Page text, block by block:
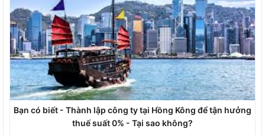
Bạn có biết - Thành lập công ty tại Hồng Kông để tận hưởng
thuế suất 0% - Tại sao không?